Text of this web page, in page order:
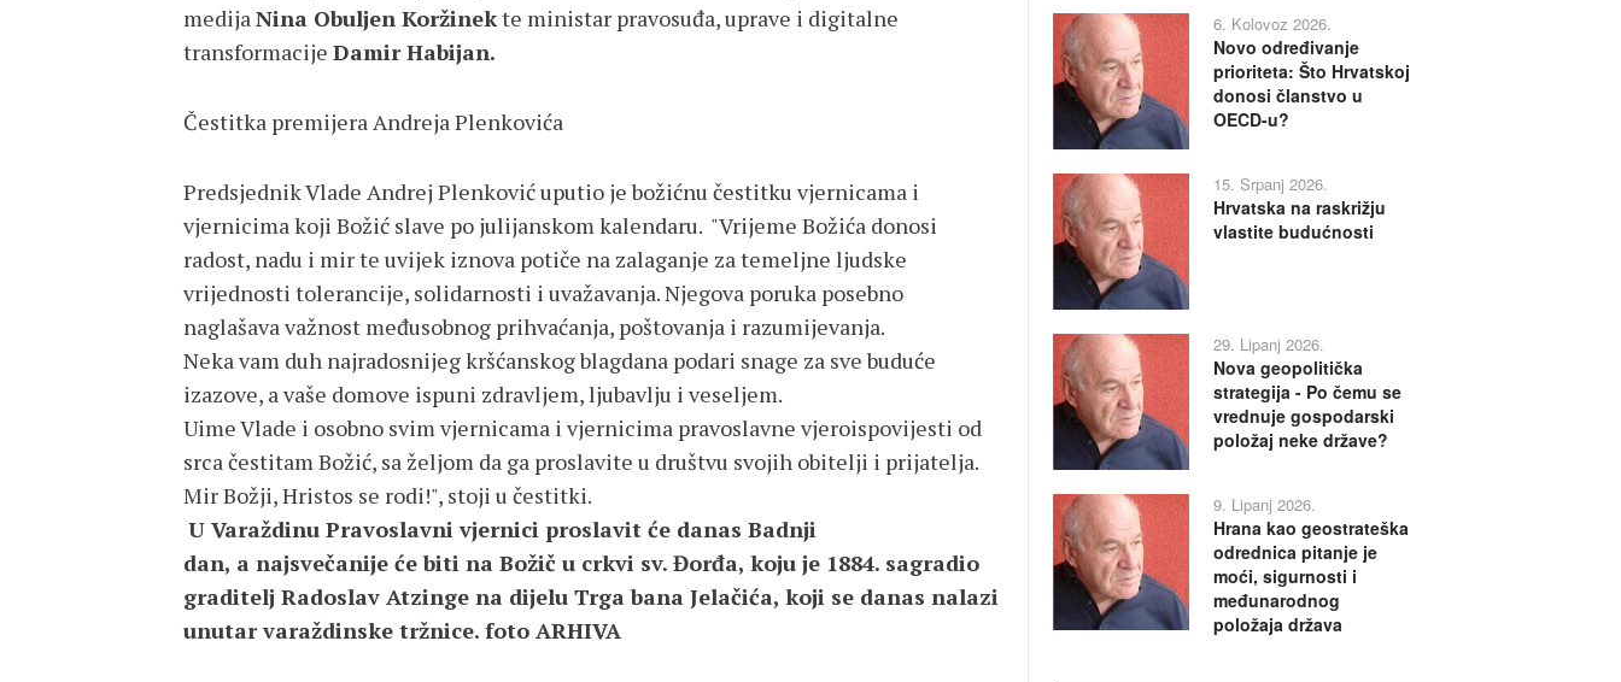
medijaNina Obuljen Koržinekte ministar pravosuđa, uprave i digitalne
transformacije Damir Habijan.
Čestitka premijera Andreja Plenkovića
Predsjednik Vlade Andrej Plenković uputio je božićnu čestitku vjernicama i
vjernicima koji Božić slave po julijanskom kalendaru. "Vrijeme Božića donosi
radost, nadu i mir te uvijek iznova potiče na zalaganje za temeljne ljudske
vrijednosti tolerancije, solidarnosti i uvažavanja. Njegova poruka posebno
naglašava važnost međusobnog prihvaćanja, poštovanja i razumijevanja.
Neka vam duh najradosnijeg kršćanskog blagdana podari snage za sve buduće
izazove, a vaše domove ispuni zdravljem, ljubavlju i veseljem.
Uime Vlade i osobno svim vjernicama i vjernicima pravoslavne vjeroispovijesti od
srca čestitam Božić, sa željom da ga proslavite u društvu svojih obitelji i prijatelja.
Mir Božji, Hristos se rodi!", stoji u čestitki.
U Varaždinu Pravoslavni vjernici proslavit će danas Badnji
dan, a najsvečanije će biti na Božič u crkvi sv. Đorđa, koju je 1884. sagradio
graditelj Radoslav Atzinge na dijelu Trga bana Jelačića, koji se danas nalazi
unutar varaždinske tržnice. foto ARHIVA
6. Kolovoz 2026.
Novo određivanje
prioriteta: Što Hrvatskoj
donosi članstvo u
OECD-u?
15. Srpanj 2026.
Hrvatska na raskrižju
vlastite budućnosti
29. Lipanj 2026.
Nova geopolitička
strategija - Po čemu se
vrednuje gospodarski
položaj neke države?
9. Lipanj 2026.
Hrana kao geostrateška
odrednica pitanje je
moći, sigurnosti i
međunarodnog
položaja država